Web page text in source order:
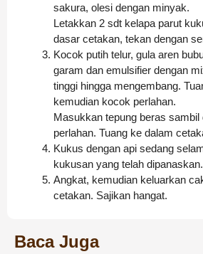
sakura, olesi dengan minyak.
Letakkan 2 sdt kelapa parut
dasar cetakan, tekan dengan
Kocok putih telur, gula aren
garam dan emulsifier dengan
tinggi hingga mengembang.
kemudian kocok perlahan.
Masukkan tepung beras sambil
perlahan. Tuang ke dalam
Kukus dengan api sedang
kukusan yang telah dipanaskan.
Angkat, kemudian keluarkan
cetakan. Sajikan hangat.
Baca Juga